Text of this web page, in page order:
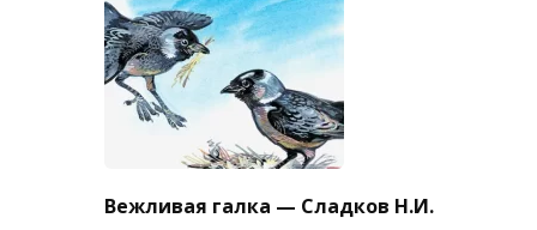
Вежливая галка — Сладков Н.И.